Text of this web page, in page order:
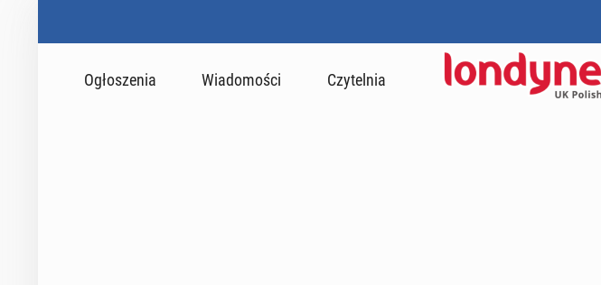
Ogłoszenia Wiadomości Czytelnia